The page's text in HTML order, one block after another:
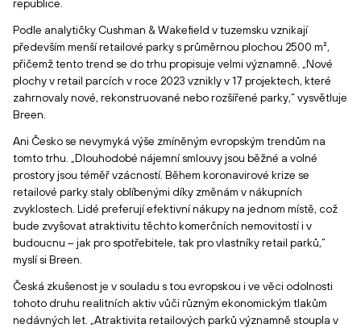
republice.
Podle analytičky Cushman & Wakefield v tuzemsku vznikají
především menší retailové parky s průměrnou plochou 2500 m²,
přičemž tento trend se do trhu propisuje velmi významně. „Nové
plochy v retail parcích v roce 2023 vznikly v 17 projektech, které
zahrnovaly nové, rekonstruované nebo rozšířené parky,“ vysvětluje
Breen.
Ani Česko se nevymyká výše zmíněným evropským trendům na
tomto trhu. „Dlouhodobé nájemní smlouvy jsou běžné a volné
prostory jsou téměř vzácností. Během koronavirové krize se
retailové parky staly oblíbenými díky změnám v nákupních
zvyklostech. Lidé preferují efektivní nákupy na jednom místě, což
bude zvyšovat atraktivitu těchto komerčních nemovitostí i v
budoucnu – jak pro spotřebitele, tak pro vlastníky retail parků,“
myslí si Breen.
Česká zkušenost je v souladu s tou evropskou i ve věci odolnosti
tohoto druhu realitních aktiv vůči různým ekonomickým tlakům
nedávných let. „Atraktivita retailových parků významně stoupla v